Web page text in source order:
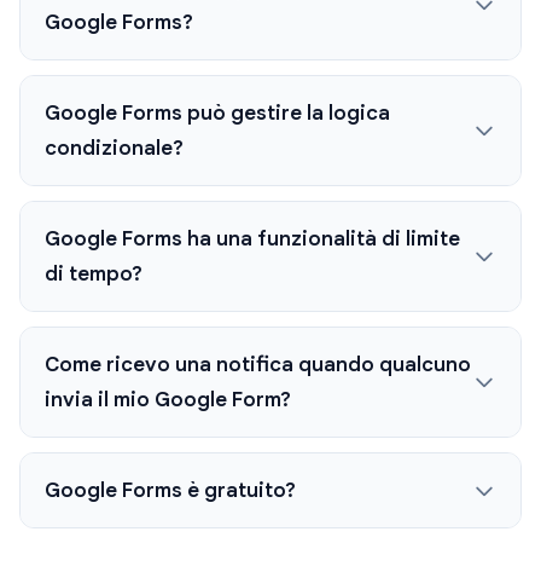
Google Forms?
Google Forms può gestire la logica
condizionale?
Google Forms ha una funzionalità di limite
di tempo?
Come ricevo una notifica quando qualcuno
invia il mio Google Form?
Google Forms è gratuito?